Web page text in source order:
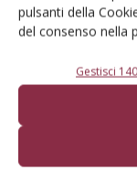
pulsanti della
del consenso nella
Gestisci
Kubota
Di